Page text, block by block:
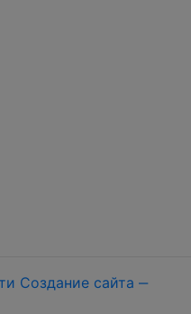
Создание сайта ‒